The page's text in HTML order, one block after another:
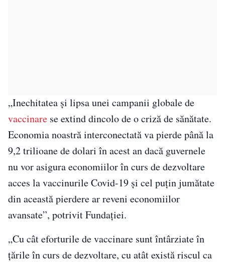
„Inechitatea și lipsa unei campanii globale de
vaccinare se extind dincolo de o criză de sănătate.
Economia noastră interconectată va pierde până la
9,2 trilioane de dolari în acest an dacă guvernele
nu vor asigura economiilor în curs de dezvoltare
acces la vaccinurile Covid-19 și cel puțin jumătate
din această pierdere ar reveni economiilor
avansate”, potrivit Fundației.
„Cu cât eforturile de vaccinare sunt întârziate în
țările în curs de dezvoltare, cu atât există riscul ca